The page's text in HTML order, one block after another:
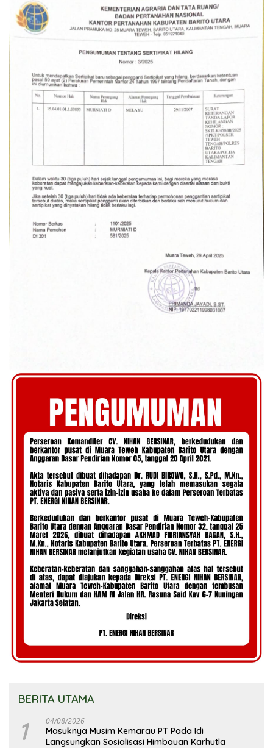
BERITA UTAMA
1 04/08/2026
Masuknya Musim Kemarau PT Pada Idi
Langsungkan Sosialisasi Himbauan Karhutla